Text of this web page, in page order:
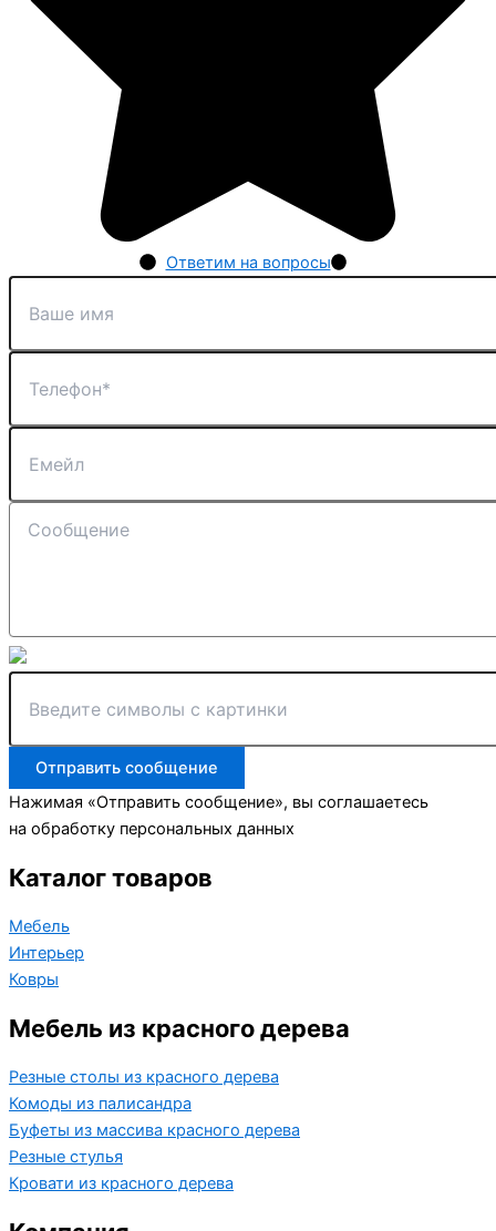
Ответим на вопросы
Отправить сообщение
Нажимая «Отправить сообщение», вы соглашаетесь
на обработку персональных данных
Каталог товаров
Мебель
Интерьер
Ковры
Мебель из красного дерева
Резные столы из красного дерева
Комоды из палисандра
Буфеты из массива красного дерева
Резные стулья
Кровати из красного дерева